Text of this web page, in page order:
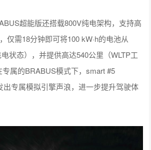
超能版还搭载800V纯电架构，支持高
仅需18分钟即可将100 kW·h的电池从
状态），并提供高达540公里（WLTP工
属的BRABUS模式下，smart #5
出专属模拟引擎声浪，进一步提升驾驶体